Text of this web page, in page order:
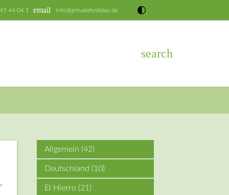
email info@privateholiday.de
44 04 1
search
Allgemein (42)
Deutschland (10)
El Hierro (21)